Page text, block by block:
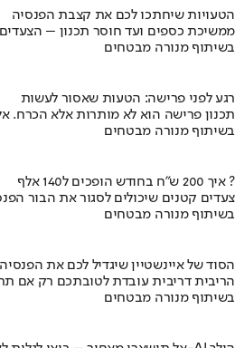
הטעויות שיחתכו לכם את קצבת הפנסיה
ממשיכת כספים ועד חוסר תכנון –
בשיתוף מנורה מבטחים
רגע לפני פרישה: הטעות שאסור לעשות
תכנון פרישה הוא לא מותרות אלא הכרח.
בשיתוף מנורה מבטחים
איך 200 ש"ח בחודש הופכים ל140 אלף ?
צעדים קטנים שיכולים לסגור את הבור
בשיתוף מנורה מבטחים
הסוד של איינשטיין שיגדיל לכם את הפנסיה
הריבית דריבית עובדת לטובתכם רק אם
בשיתוף מנורה מבטחים